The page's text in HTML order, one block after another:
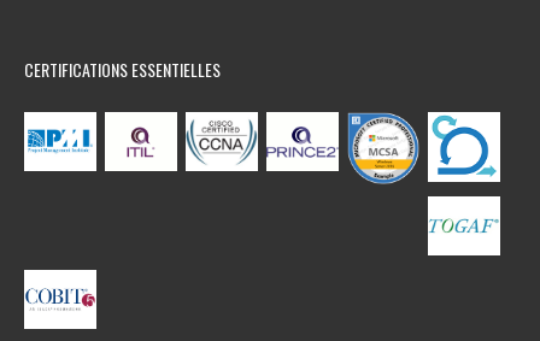
CERTIFICATIONS ESSENTIELLES